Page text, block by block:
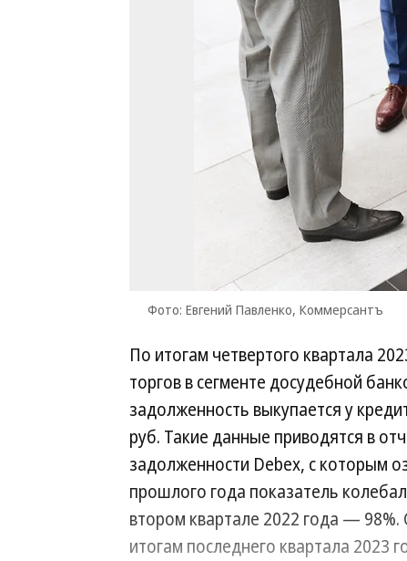
Фото: Евгений Павленко, Коммерсантъ
По итогам четвертого квартала
торгов в сегменте досудебной
задолженность выкупается у
руб. Такие данные приводятся в
задолженности Debex, с которым
прошлого года показатель
втором квартале 2022 года —
итогам последнего квартала